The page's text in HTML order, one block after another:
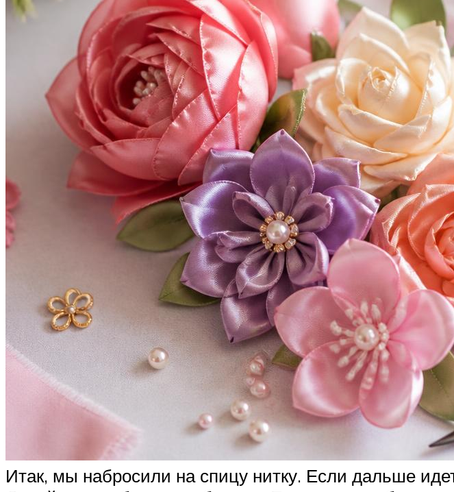
Итак, мы набросили на спицу нитку. Если дальше